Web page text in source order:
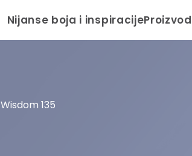
Nijanse boja i inspiracije
Wisdom 135